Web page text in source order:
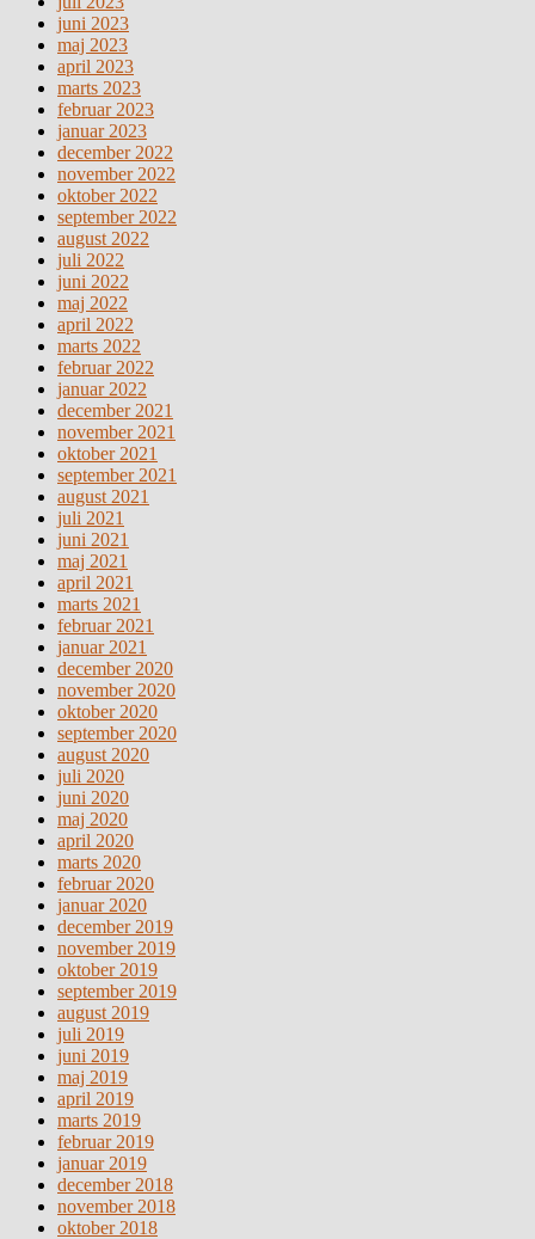
juni 2023
maj 2023
april 2023
marts 2023
februar 2023
januar 2023
december 2022
november 2022
oktober 2022
september 2022
august 2022
juli 2022
juni 2022
maj 2022
april 2022
marts 2022
februar 2022
januar 2022
december 2021
november 2021
oktober 2021
september 2021
august 2021
juli 2021
juni 2021
maj 2021
april 2021
marts 2021
februar 2021
januar 2021
december 2020
november 2020
oktober 2020
september 2020
august 2020
juli 2020
juni 2020
maj 2020
april 2020
marts 2020
februar 2020
januar 2020
december 2019
november 2019
oktober 2019
september 2019
august 2019
juli 2019
juni 2019
maj 2019
april 2019
marts 2019
februar 2019
januar 2019
december 2018
november 2018
oktober 2018